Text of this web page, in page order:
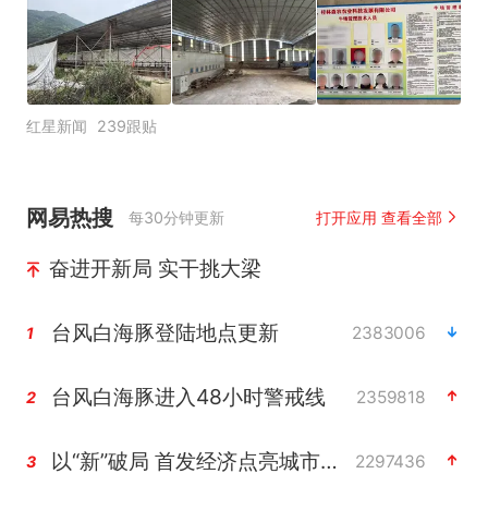
红星新闻 239跟贴
网易热搜 每30分钟更新 打开应用 查看全部
奋进开新局 实干挑大梁
1 台风白海豚登陆地点更新 2383006
2 台风白海豚进入48小时警戒线 2359818
3 以“新”破局 首发经济点亮城市消费活力 2297436